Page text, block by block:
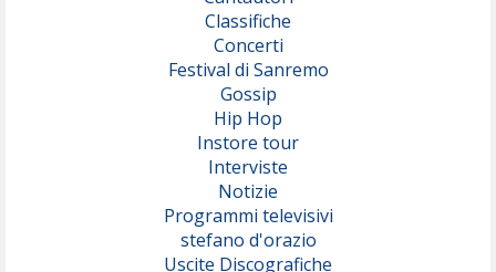
Classifiche
Concerti
Festival di Sanremo
Gossip
Hip Hop
Instore tour
Interviste
Notizie
Programmi televisivi
stefano d'orazio
Uscite Discografiche